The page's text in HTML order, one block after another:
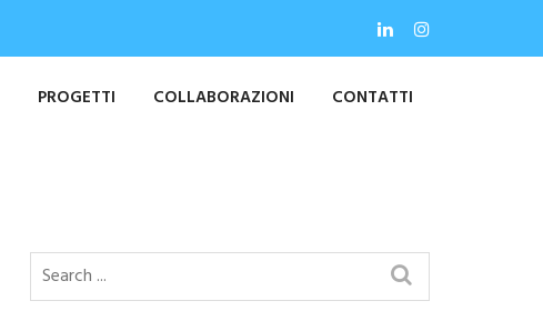
PROGETTI COLLABORAZIONI CONTATTI